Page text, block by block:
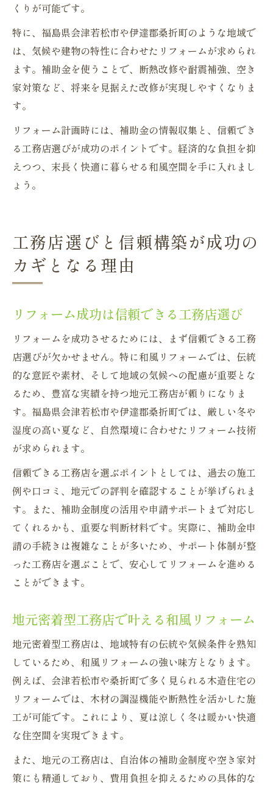
くりが可能です。
特に、福島県会津若松市や伊達郡桑折町のような地域で
は、気候や建物の特性に合わせたリフォームが求められ
ます。補助金を使うことで、断熱改修や耐震補強、空き
家対策など、将来を見据えた改修が実現しやすくなりま
す。
リフォーム計画時には、補助金の情報収集と、信頼でき
る工務店選びが成功のポイントです。経済的な負担を抑
えつつ、末長く快適に暮らせる和風空間を手に入れまし
ょう。
工務店選びと信頼構築が成功の
カギとなる理由
リフォーム成功は信頼できる工務店選び
リフォームを成功させるためには、まず信頼できる工務
店選びが欠かせません。特に和風リフォームでは、伝統
的な意匠や素材、そして地域の気候への配慮が重要とな
るため、豊富な実績を持つ地元工務店が頼りになりま
す。福島県会津若松市や伊達郡桑折町では、厳しい冬や
湿度の高い夏など、自然環境に合わせたリフォーム技術
が求められます。
信頼できる工務店を選ぶポイントとしては、過去の施工
例や口コミ、地元での評判を確認することが挙げられま
す。また、補助金制度の活用や申請サポートまで対応し
てくれるかも、重要な判断材料です。実際に、補助金申
請の手続きは複雑なことが多いため、サポート体制が整
った工務店を選ぶことで、安心してリフォームを進める
ことができます。
地元密着型工務店で叶える和風リフォーム
地元密着型工務店は、地域特有の伝統や気候条件を熟知
しているため、和風リフォームの強い味方となります。
例えば、会津若松市や桑折町で多く見られる木造住宅の
リフォームでは、木材の調湿機能や断熱性を活かした施
工が可能です。これにより、夏は涼しく冬は暖かい快適
な住空間を実現できます。
また、地元の工務店は、自治体の補助金制度や空き家対
策にも精通しており、費用負担を抑えるための具体的な